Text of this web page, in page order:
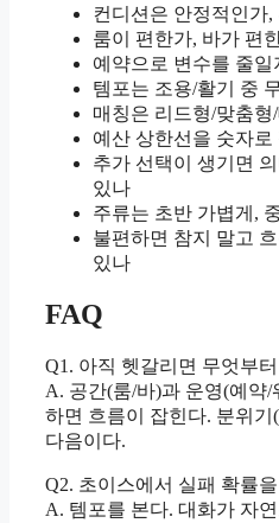
컨디션은 안정적인가
룸이 편한가, 바가 편
예약으로 변수를 줄일
템포는 조용/활기 중
매칭은 리드형/맞춤
예산 상한선을 숫자로
추가 선택이 생기면
있나
주류는 초반 가볍게,
불편하면 참지 말고
있나
FAQ
Q1. 아직 헷갈리면 무엇부
A. 공간(룸/바)과 운영(예약
하면 흐름이 잡힌다. 분위
다음이다.
Q2. 초이스에서 실패 확률
A. 템포를 본다. 대화가 자